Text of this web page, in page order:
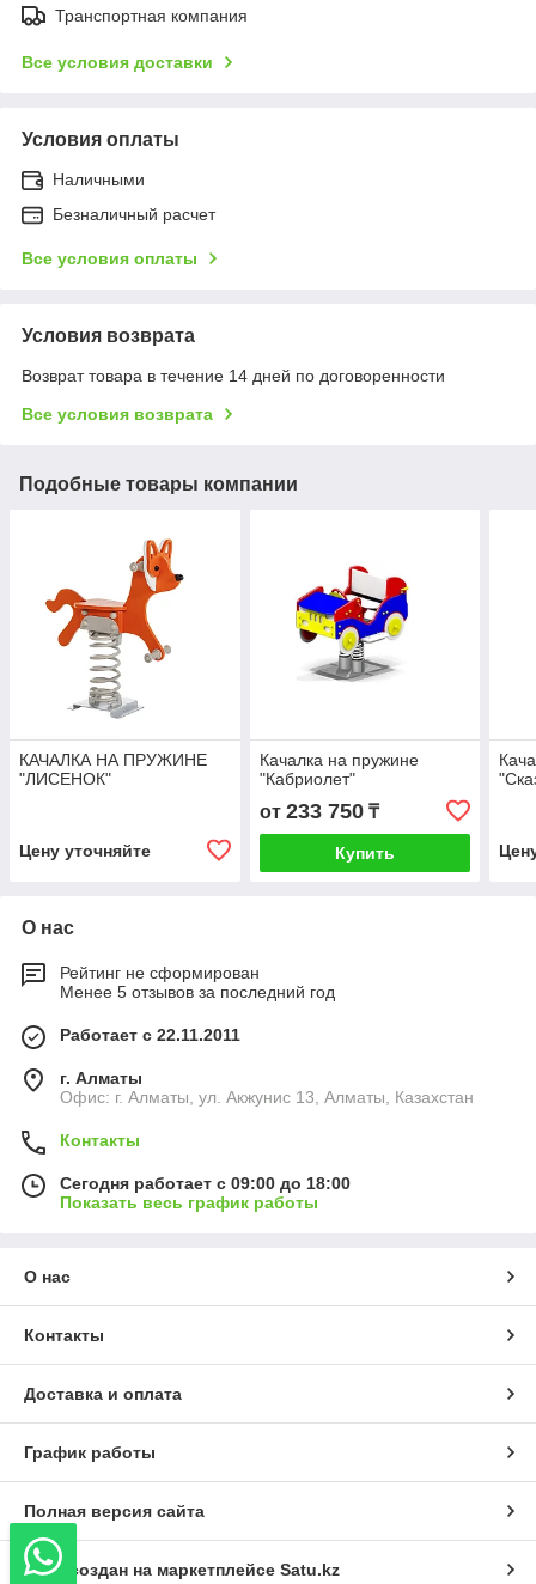
Транспортная компания
Все условия доставки
Условия оплаты
Наличными
Безналичный расчет
Все условия оплаты
Условия возврата
Возврат товара в течение 14 дней по договоренности
Все условия возврата
Подобные товары компании
КАЧАЛКА НА ПРУЖИНЕ
"ЛИСЕНОК"
Цену уточняйте
Качалка на пружине
"Кабриолет"
от 233 750₸
Купить
О нас
Рейтинг не сформирован
Менее 5 отзывов за последний год
Работает с 22.11.2011
г. Алматы
Офис: г. Алматы, ул. Акжунис 13, Алматы, Казахстан
Контакты
Сегодня работает с 09:00 до 18:00
Показать весь график работы
О нас
Контакты
Доставка и оплата
График работы
Полная версия сайта
Сайт создан на маркетплейсе Satu.kz